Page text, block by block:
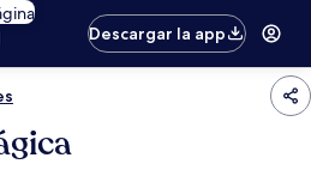
Descargar la app